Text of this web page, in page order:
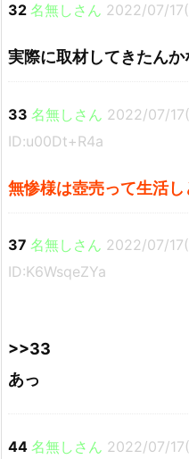
32 名無しさん 2022/07/
実際に取材してきたんか
33 名無しさん 2022/07/
ID:u00Dt+R4a
無惨様は壺売って生活
37 名無しさん 2022/07/
ID:K6WsqeZYa
>>33
あっ
44 名無しさん 2022/07/